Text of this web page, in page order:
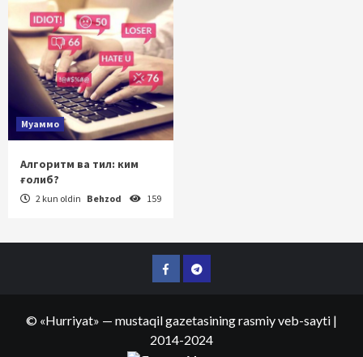
Муаммо
Алгоритм ва тил: ким
ғолиб?
2 kun oldin Behzod 159
FacebookTelegram
© «Hurriyat» — mustaqil gazetasining rasmiy veb-sayti |
2014-2024